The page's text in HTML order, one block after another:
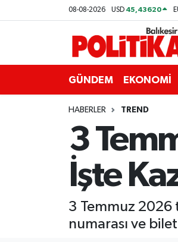
08-08-2026 USD 45,43620
GÜNDEM EKONOMİ
HABERLER TREND
3
İşte
3 Temmuz 2026
numarası ve
ASTROLOJİ
Bandırma
Burhaniye
Balıkesir Nöbetçi Eczaneler
Balıkesir Hava Durumu
Balıkesir Namaz Vakitleri
Balıkesir Trafik Yoğunluk
Süper Lig Puan Durumu ve
Son Dakika Haberleri